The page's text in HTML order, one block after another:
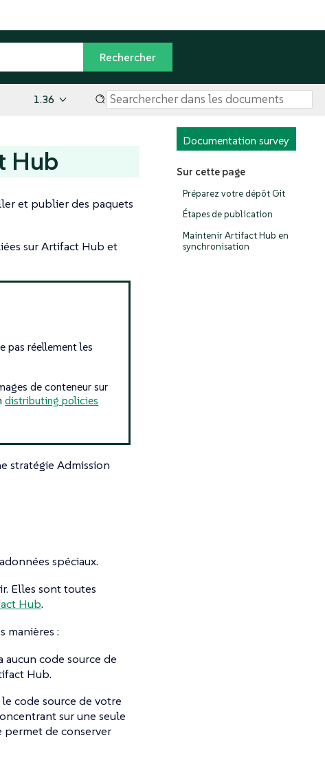
1.36
Documentation survey
Sur cette page
Préparez votre dépôt Git
Étapes de publication
Maintenir Artifact Hub en
synchronisation
Hub
et publier des paquets
sur Artifact Hub et
pas réellement les
de conteneur sur
distributing policies
stratégie Admission
spéciaux.
Elles sont toutes
Hub.
manières :
code source de
Hub.
code source de votre
sur une seule
de conserver